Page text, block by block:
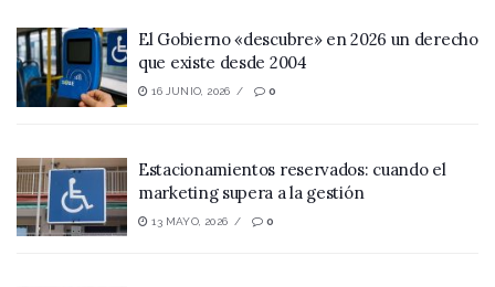
El Gobierno «descubre» en 2026 un derecho
que existe desde 2004
16 JUNIO, 2026 0
Estacionamientos reservados: cuando el
marketing supera a la gestión
13 MAYO, 2026 0